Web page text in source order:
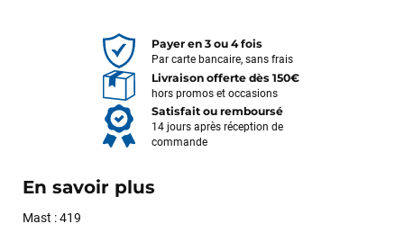
Payer en 3 ou 4 fois
Par carte bancaire, sans frais
Livraison offerte dès 150€
hors promos et occasions
Satisfait ou remboursé
14 jours après réception de
commande
En savoir plus
Mast : 419